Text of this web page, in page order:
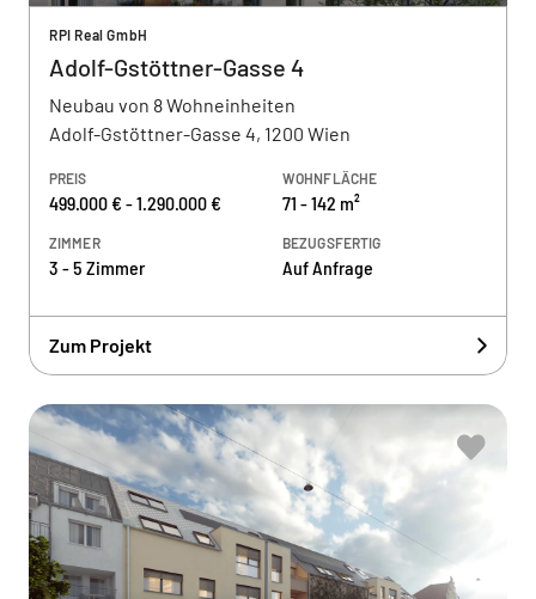
RPI Real GmbH
Adolf-Gstöttner-Gasse 4
Neubau von 8 Wohneinheiten
Adolf-Gstöttner-Gasse 4, 1200 Wien
PREIS
499.000 € - 1.290.000 €
WOHNFLÄCHE
71 - 142 m²
ZIMMER
3 - 5 Zimmer
BEZUGSFERTIG
Auf Anfrage
Zum Projekt